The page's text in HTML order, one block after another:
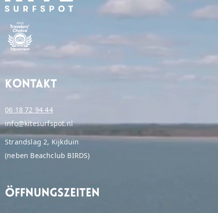
Kontakt
06 18 72 94 44
info@kitesurfspot.nl
Strandslag 2, Kijkduin
(neben Beachclub BIRDS)
Öffnungszeiten